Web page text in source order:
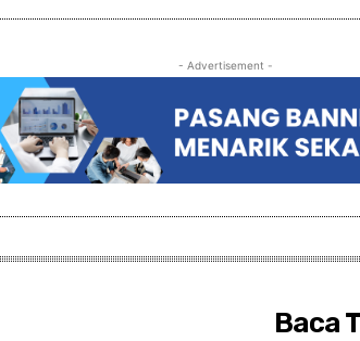
- Advertisement -
Baca